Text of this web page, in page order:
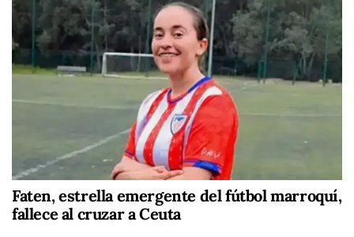
Faten, estrella emergente del fútbol marroquí,
fallece al cruzar a Ceuta